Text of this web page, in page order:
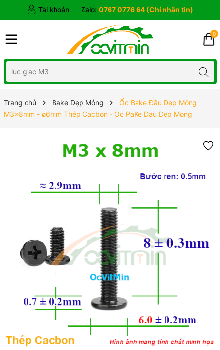
Tài khoản Zalo: 0767 0776 64 (Chỉ nhắn tin)
0
Trang chủ Bake Dẹp Mỏng
Ốc Bake Đầu Dẹp Mỏng
M3x8mm - ø6mm Thép Cacbon - Oc PaKe Dau Dep Mong